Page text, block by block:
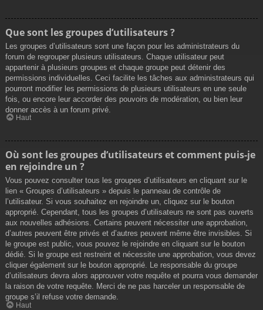
Que sont les groupes d’utilisateurs ?
Les groupes d’utilisateurs sont une façon pour les administrateurs du
forum de regrouper plusieurs utilisateurs. Chaque utilisateur peut
appartenir à plusieurs groupes et chaque groupe peut détenir des
permissions individuelles. Ceci facilite les tâches aux administrateurs qui
pourront modifier les permissions de plusieurs utilisateurs en une seule
fois, ou encore leur accorder des pouvoirs de modération, ou bien leur
donner accès à un forum privé.
Haut
Où sont les groupes d’utilisateurs et comment puis-je
en rejoindre un ?
Vous pouvez consulter tous les groupes d’utilisateurs en cliquant sur le
lien « Groupes d’utilisateurs » depuis le panneau de contrôle de
l’utilisateur. Si vous souhaitez en rejoindre un, cliquez sur le bouton
approprié. Cependant, tous les groupes d’utilisateurs ne sont pas ouverts
aux nouvelles adhésions. Certains peuvent nécessiter une approbation,
d’autres peuvent être privés et d’autres peuvent même être invisibles. Si
le groupe est public, vous pouvez le rejoindre en cliquant sur le bouton
dédié. Si le groupe est restreint et nécessite une approbation, vous devez
cliquer également sur le bouton approprié. Le responsable du groupe
d’utilisateurs devra alors approuver votre requête et pourra vous demander
la raison de votre requête. Merci de ne pas harceler un responsable de
groupe s’il refuse votre demande.
Haut